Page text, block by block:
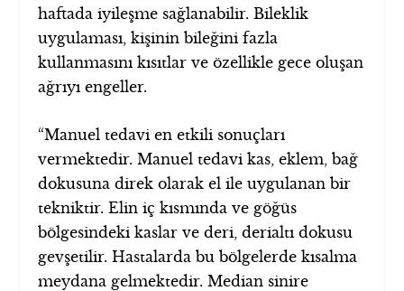
haftada iyileşme sağlanabilir. Bileklik
uygulaması, kişinin bileğini fazla
kullanmasını kısıtlar ve özellikle gece oluşan
ağrıyı engeller.
“Manuel tedavi en etkili sonuçları
vermektedir. Manuel tedavi kas, eklem, bağ
dokusuna direk olarak el ile uygulanan bir
tekniktir. Elin iç kısmında ve göğüs
bölgesindeki kaslar ve deri, derialtı dokusu
gevşetilir. Hastalarda bu bölgelerde kısalma
meydana gelmektedir. Median sinire